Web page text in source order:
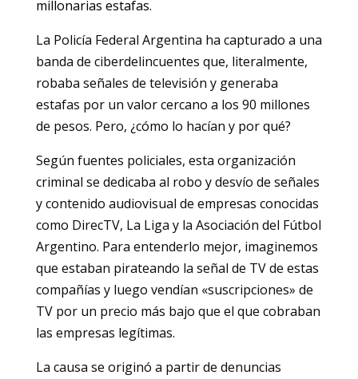
millonarias estafas.
La Policía Federal Argentina ha capturado a una
banda de ciberdelincuentes que, literalmente,
robaba señales de televisión y generaba
estafas por un valor cercano a los 90 millones
de pesos. Pero, ¿cómo lo hacían y por qué?
Según fuentes policiales, esta organización
criminal se dedicaba al robo y desvío de señales
y contenido audiovisual de empresas conocidas
como DirecTV, La Liga y la Asociación del Fútbol
Argentino. Para entenderlo mejor, imaginemos
que estaban pirateando la señal de TV de estas
compañías y luego vendían «suscripciones» de
TV por un precio más bajo que el que cobraban
las empresas legítimas.
La causa se originó a partir de denuncias